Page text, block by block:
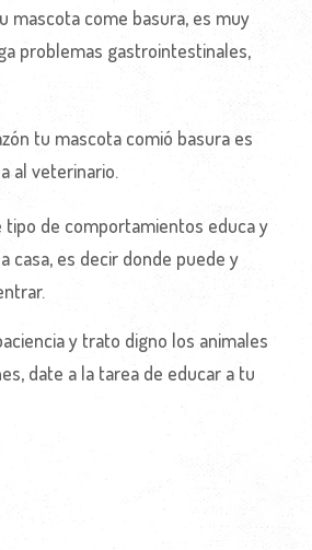
mascota come basura, es muy
problemas gastrointestinales,
tu mascota comió basura es
al veterinario.
tipo de comportamientos educa y
casa, es decir donde puede y
y trato digno los animales
date a la tarea de educar a tu